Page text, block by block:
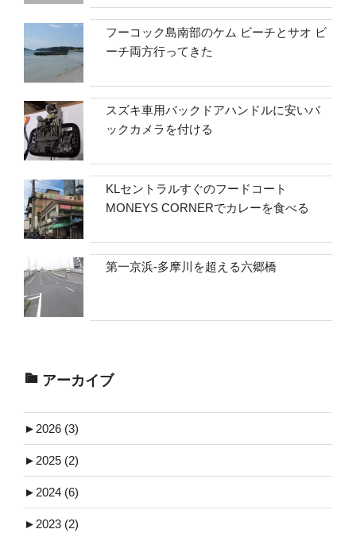
フーコック島南部のケム ビーチとサオ ビ
ーチ両方行ってきた
スズキ車用バックドアハンドルに安いバ
ックカメラを付ける
KLセントラルすぐのフードコート
MONEYS CORNERでカレーを食べる
第一京浜-多摩川を超える六郷橋
アーカイブ
► 2026 (3)
► 2025 (2)
► 2024 (6)
► 2023 (2)